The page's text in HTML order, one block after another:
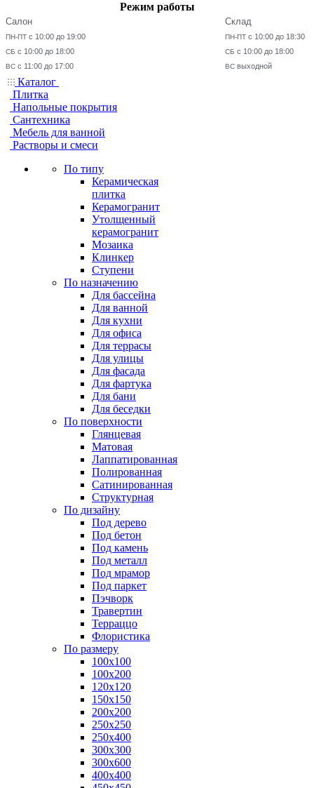
Режим работы
Салон
ПН-ПТ с 10:00 до 19:00
СБ с 10:00 до 18:00
ВС с 11:00 до 17:00
Склад
ПН-ПТ с 10:00 до 18:30
СБ с 10:00 до 18:00
ВС выходной
Каталог
Плитка
Напольные покрытия
Сантехника
Мебель для ванной
Растворы и смеси
По типу
Керамическая
плитка
Керамогранит
Утолщенный
керамогранит
Мозаика
Клинкер
Ступени
По назначению
Для бассейна
Для ванной
Для кухни
Для офиса
Для террасы
Для улицы
Для фасада
Для фартука
Для бани
Для беседки
По поверхности
Глянцевая
Матовая
Лаппатированная
Полированная
Сатинированная
Структурная
По дизайну
Под дерево
Под бетон
Под камень
Под металл
Под мрамор
Под паркет
Пэчворк
Травертин
Терраццо
Флористика
По размеру
100х100
100х200
120х120
150х150
200х200
250х250
250х400
300х300
300х600
400х400